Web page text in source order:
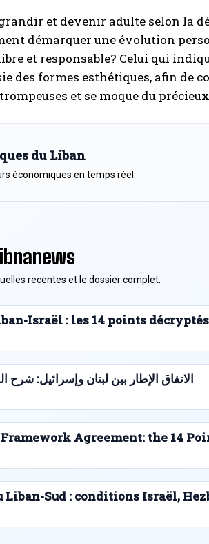
et devenir adulte selon la
démarquer une évolution
et responsable? Celui qui
des formes esthétiques, afin de
et se moque du
du Liban
économiques en temps réel.
recentes et le dossier complet.
Israël : les 14 points
الاتفاق الإطار بين لبنان وإسرائيل: شرح النقاط الـ14
Agreement: the 14
Liban-Sud : conditions Israël,